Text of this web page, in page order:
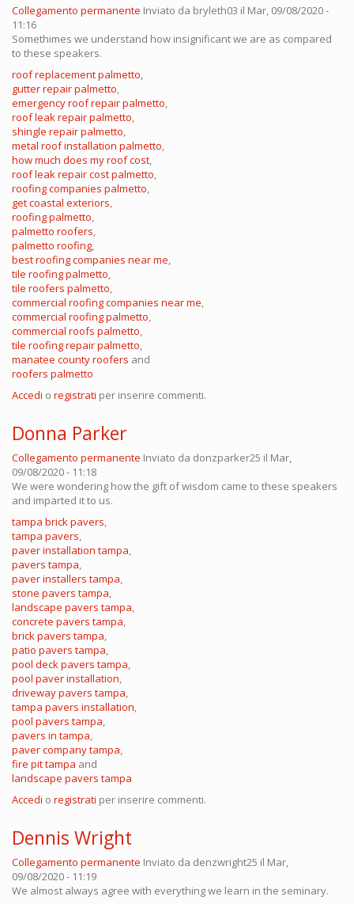
Collegamento permanente Inviato da bryleth03 il Mar, 09/08/2020 -
11:16
Somethimes we understand how insignificant we are as compared
to these speakers.
roof replacement palmetto,
gutter repair palmetto,
emergency roof repair palmetto,
roof leak repair palmetto,
shingle repair palmetto,
metal roof installation palmetto,
how much does my roof cost,
roof leak repair cost palmetto,
roofing companies palmetto,
get coastal exteriors,
roofing palmetto,
palmetto roofers,
palmetto roofing,
best roofing companies near me,
tile roofing palmetto,
tile roofers palmetto,
commercial roofing companies near me,
commercial roofing palmetto,
commercial roofs palmetto,
tile roofing repair palmetto,
manatee county roofers and
roofers palmetto
Accedi o registrati per inserire commenti.
Donna Parker
Collegamento permanente Inviato da donzparker25 il Mar,
09/08/2020 - 11:18
We were wondering how the gift of wisdom came to these speakers
and imparted it to us.
tampa brick pavers,
tampa pavers,
paver installation tampa,
pavers tampa,
paver installers tampa,
stone pavers tampa,
landscape pavers tampa,
concrete pavers tampa,
brick pavers tampa,
patio pavers tampa,
pool deck pavers tampa,
pool paver installation,
driveway pavers tampa,
tampa pavers installation,
pool pavers tampa,
pavers in tampa,
paver company tampa,
fire pit tampa and
landscape pavers tampa
Accedi o registrati per inserire commenti.
Dennis Wright
Collegamento permanente Inviato da denzwright25 il Mar,
09/08/2020 - 11:19
We almost always agree with everything we learn in the seminary.